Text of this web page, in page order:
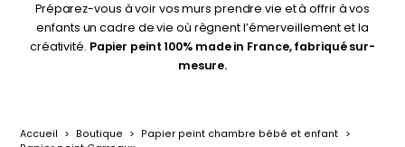
Papier peint Fleurs
29,90 €
Papier peint jungle
29,90€
Préparez-vous à voir vos murs prendre vie et à offrir à vos
enfants un cadre de vie où règnent l’émerveillement et la
créativité. Papier peint 100% made in France, fabriqué sur-
mesure.
Accueil > Boutique > Papier peint chambre bébé et enfant >